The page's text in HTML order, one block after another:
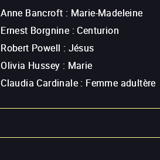
Anne Bancroft : Marie-Madeleine
Ernest Borgnine :Centurion
Robert Powell : Jésus
Olivia Hussey : Marie
Claudia Cardinale : Femme adultère